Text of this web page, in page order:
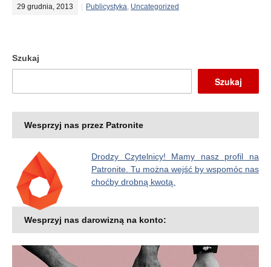
29 grudnia, 2013 Publicystyka, Uncategorized
Szukaj
Szukaj
Wesprzyj nas przez Patronite
Drodzy Czytelnicy! Mamy nasz profil na
Patronite. Tu można wejść by wspomóc nas
choćby drobną kwotą.
Wesprzyj nas darowizną na konto: